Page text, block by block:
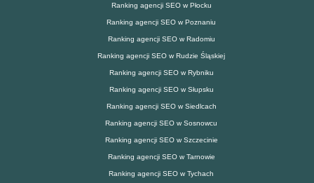
Ranking agencji SEO w Płocku
Ranking agencji SEO w Poznaniu
Ranking agencji SEO w Radomiu
Ranking agencji SEO w Rudzie Śląskiej
Ranking agencji SEO w Rybniku
Ranking agencji SEO w Słupsku
Ranking agencji SEO w Siedlcach
Ranking agencji SEO w Sosnowcu
Ranking agencji SEO w Szczecinie
Ranking agencji SEO w Tarnowie
Ranking agencji SEO w Tychach